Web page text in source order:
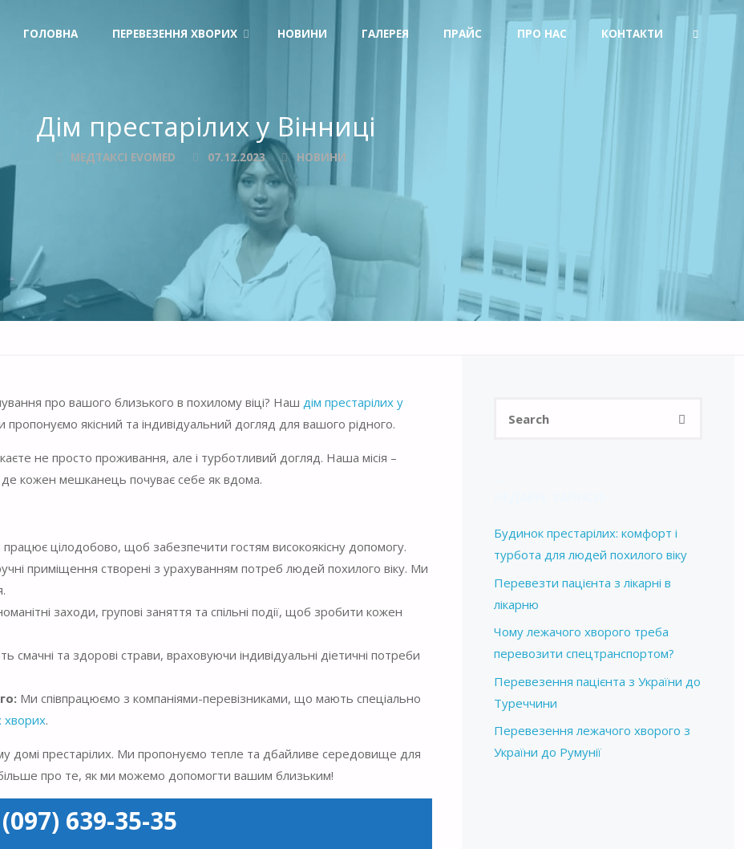
ГОЛОВНА ПЕРЕВЕЗЕННЯ ХВОРИХ НОВИНИ ГАЛЕРЕЯ ПРАЙС ПРО НАС КОНТАКТИ
Дім престарілих у Вінниці
МЕДТАКСІ EVOMED 07.12.2023 НОВИНИ
про вашого близького в похилому віці? Наш дім престарілих у
якісний та індивідуальний догляд для вашого рідного.
не просто проживання, але і турботливий догляд. Наша місія –
кожен мешканець почуває себе як вдома.
цілодобово, щоб забезпечити гостям високоякісну допомогу.
приміщення створені з урахуванням потреб людей похилого віку. Ми
заходи, групові заняття та спільні події, щоб зробити кожен
смачні та здорові страви, враховуючи індивідуальні діетичні потреби
Ми співпрацюємо з компаніями-перевізниками, що мають спеціально
хворих.
домі престарілих. Ми пропонуємо тепле та дбайливе середовище для
про те, як ми можемо допомогти вашим близьким!
639-35-35
SEARCH
Будинок престарілих: комфорт і
турбота для людей похилого віку
Перевезти пацієнта з лікарні в
лікарню
Чому лежачого хворого треба
перевозити спецтранспортом?
Перевезення пацієнта з України до
Туреччини
Перевезення лежачого хворого з
України до Румунії